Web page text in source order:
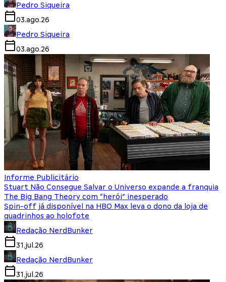
Pedro Siqueira
03.ago.26
Pedro Siqueira
03.ago.26
Informe Publicitário
Stuart Não Consegue Salvar o Universo expande a franquia
The Big Bang Theory com “herói” inesperado
Spin-off já disponível na HBO Max leva o dono da loja de
quadrinhos ao holofote
Redação NerdBunker
31.jul.26
Redação NerdBunker
31.jul.26